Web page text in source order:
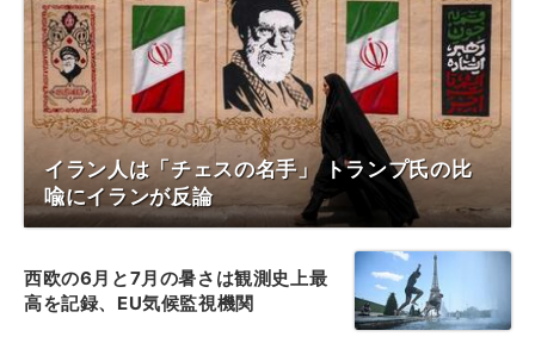
イラン人は「チェスの名手」 トランプ氏の比
喩にイランが反論
西欧の6月と7月の暑さは観測史上最
高を記録、EU気候監視機関